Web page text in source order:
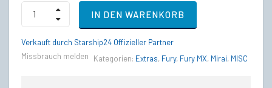
Fury
Leatherback
Paint
IN DEN WARENKORB
Verkauft durch Starship24 Offizieller Partner
Missbrauch melden
Kategorien: Extras, Fury, Fury MX, Mirai, MISC